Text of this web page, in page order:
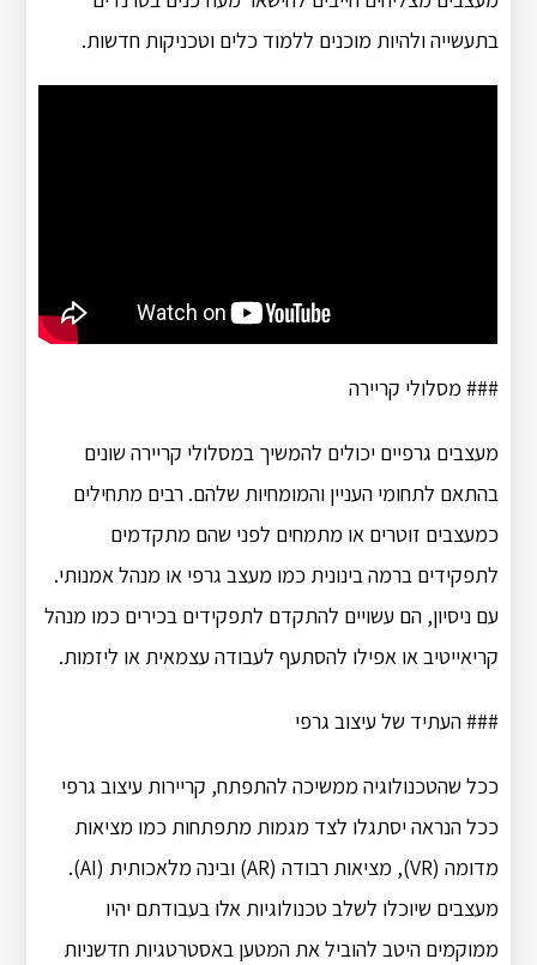
בתעשייה ולהיות מוכנים ללמוד כלים וטכניקות חדשות.
### מסלולי קריירה
מעצבים גרפיים יכולים להמשיך במסלולי קריירה שונים
בהתאם לתחומי העניין והמומחיות שלהם. רבים מתחילים
כמעצבים זוטרים או מתמחים לפני שהם מתקדמים
לתפקידים ברמה בינונית כמו מעצב גרפי או מנהל אמנותי.
עם ניסיון, הם עשויים להתקדם לתפקידים בכירים כמו מנהל
קריאייטיב או אפילו להסתעף לעבודה עצמאית או ליזמות.
### העתיד של עיצוב גרפי
ככל שהטכנולוגיה ממשיכה להתפתח, קריירות עיצוב גרפי
ככל הנראה יסתגלו לצד מגמות מתפתחות כמו מציאות
מדומה (VR), מציאות רבודה (AR) ובינה מלאכותית (AI).
מעצבים שיוכלו לשלב טכנולוגיות אלו בעבודתם יהיו
ממוקמים היטב להוביל את המטען באסטרטגיות חדשניות